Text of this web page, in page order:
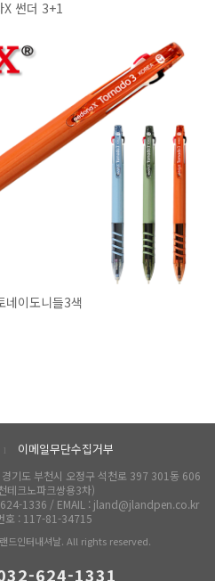
X 썬더 3+1
네이도니들3색
l 이메일무단수집거부
기도 부천시 오정구 석천로 397 301동 606
테크노파크쌍용3차)
1336 / EMAIL : jland@jlandpen.co.kr
호 : 117-81-34715
드인터내셔날. All rights reserved.
624-1331